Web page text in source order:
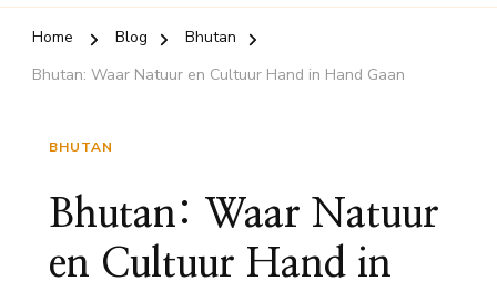
Home Blog
Bhutan
Bhutan: Waar Natuur en Cultuur Hand in Hand Gaan
BHUTAN
Bhutan: Waar Natuur
en Cultuur Hand in